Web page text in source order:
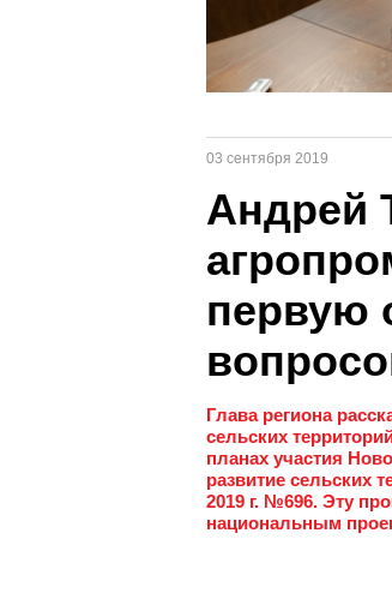
03 сентября 2019
Андрей
первую
Глава региона
сельских
планах участия
развитие сельских
2019 г. №696. Эту
национальным